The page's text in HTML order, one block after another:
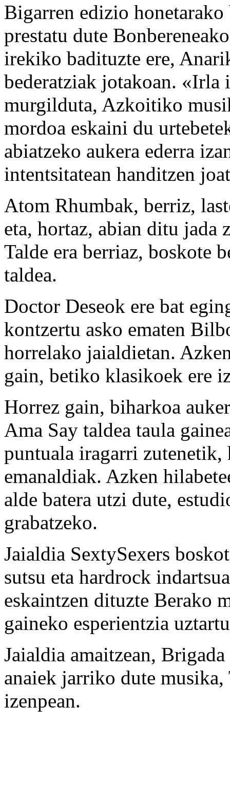
Bigarren edizio
prestatu dute
irekiko badituzte ere,
bederatziak jotakoan. «Irla
murgilduta, Azkoitiko
mordoa eskaini du
abiatzeko aukera ederra
intentsitatean handitzen
Atom Rhumbak, berriz,
eta, hortaz, abian ditu jada
Talde era berriaz, boskote
taldea.
Doctor Deseok ere bat
kontzertu asko ematen
horrelako jaialdietan.
gain, betiko klasikoek ere
Horrez gain, biharkoa
Ama Say taldea taula
puntuala iragarri
emanaldiak. Azken
alde batera utzi dute,
grabatzeko.
Jaialdia SextySexers
sutsu eta hardrock
eskaintzen dituzte Berako
gaineko esperientzia
Jaialdia amaitzean,
anaiek jarriko dute musika,
izenpean.